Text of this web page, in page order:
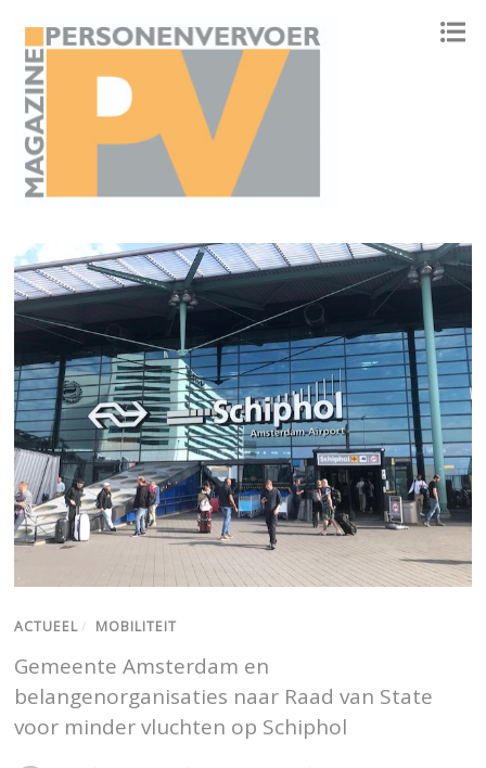
ACTUEEL / MOBILITEIT
Gemeente Amsterdam en
belangenorganisaties naar Raad van State
voor minder vluchten op Schiphol